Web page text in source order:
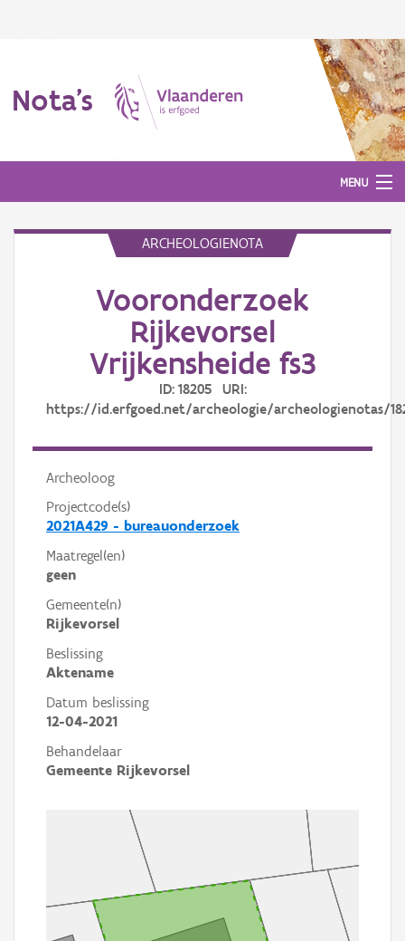
Nota's
MENU
ARCHEOLOGIENOTA
Vooronderzoek
Rijkevorsel
Vrijkensheide fs3
ID: 18205 URI:
https://id.erfgoed.net/archeologie/archeologienotas/
Archeoloog
Projectcode(s)
2021A429 - bureauonderzoek
Maatregel(en)
geen
Gemeente(n)
Rijkevorsel
Beslissing
Aktename
Datum beslissing
12-04-2021
Behandelaar
Gemeente Rijkevorsel